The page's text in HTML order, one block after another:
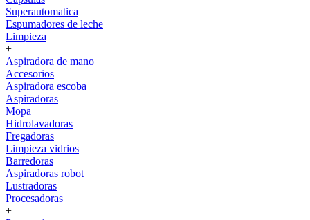
Superautomatica
Espumadores de leche
Limpieza
+
Aspiradora de mano
Accesorios
Aspiradora escoba
Aspiradoras
Mopa
Hidrolavadoras
Fregadoras
Limpieza vidrios
Barredoras
Aspiradoras robot
Lustradoras
Procesadoras
+